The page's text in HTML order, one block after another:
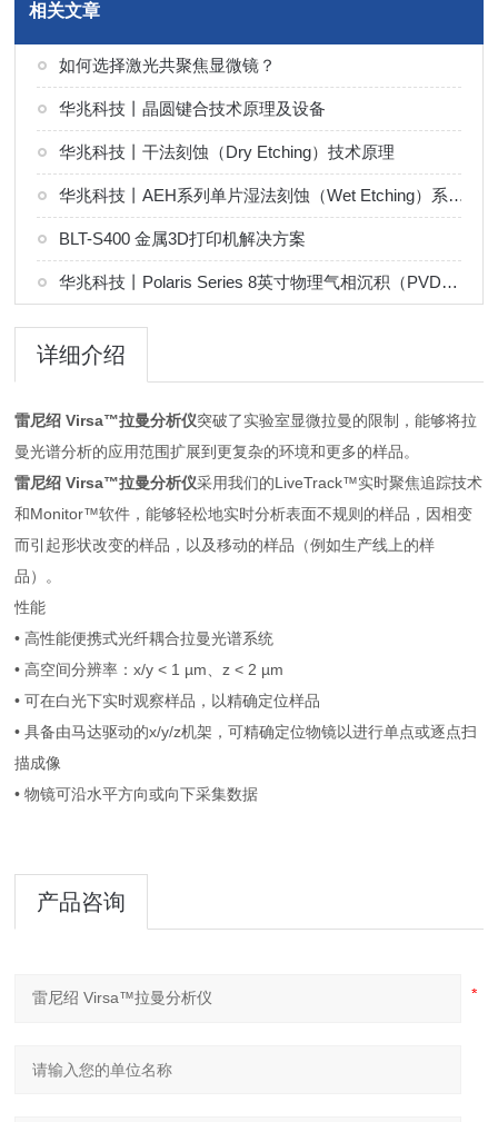
相关文章
如何选择激光共聚焦显微镜？
华兆科技丨晶圆键合技术原理及设备
华兆科技丨干法刻蚀（Dry Etching）技术原理
华兆科技丨AEH系列单片湿法刻蚀（Wet Etching）系统解决方案
BLT-S400 金属3D打印机解决方案
华兆科技丨Polaris Series 8英寸物理气相沉积（PVD）系统解决方案
详细介绍
雷尼绍 Virsa™拉曼分析仪突破了实验室显微拉曼的限制，能够将拉
曼光谱分析的应用范围扩展到更复杂的环境和更多的样品。
雷尼绍 Virsa™拉曼分析仪采用我们的LiveTrack™实时聚焦追踪技术
和Monitor™软件，能够轻松地实时分析表面不规则的样品，因相变
而引起形状改变的样品，以及移动的样品（例如生产线上的样
品）。
性能
• 高性能便携式光纤耦合拉曼光谱系统
• 高空间分辨率：x/y < 1 µm、z < 2 µm
• 可在白光下实时观察样品，以精确定位样品
• 具备由马达驱动的x/y/z机架，可精确定位物镜以进行单点或逐点扫
描成像
• 物镜可沿水平方向或向下采集数据
产品咨询